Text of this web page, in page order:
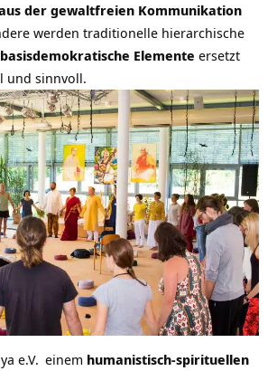
der gewaltfreien Kommunikation
werden traditionelle hierarchische
basisdemokratische Elemente ersetzt
und sinnvoll.
e.V. einem humanistisch-spirituellen